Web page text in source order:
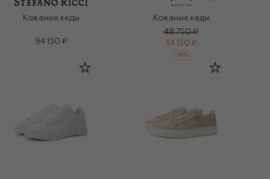
Кожаные кеды
94 150 ₽
Кожаные кеды
48 750 ₽
34 150 ₽
-30%